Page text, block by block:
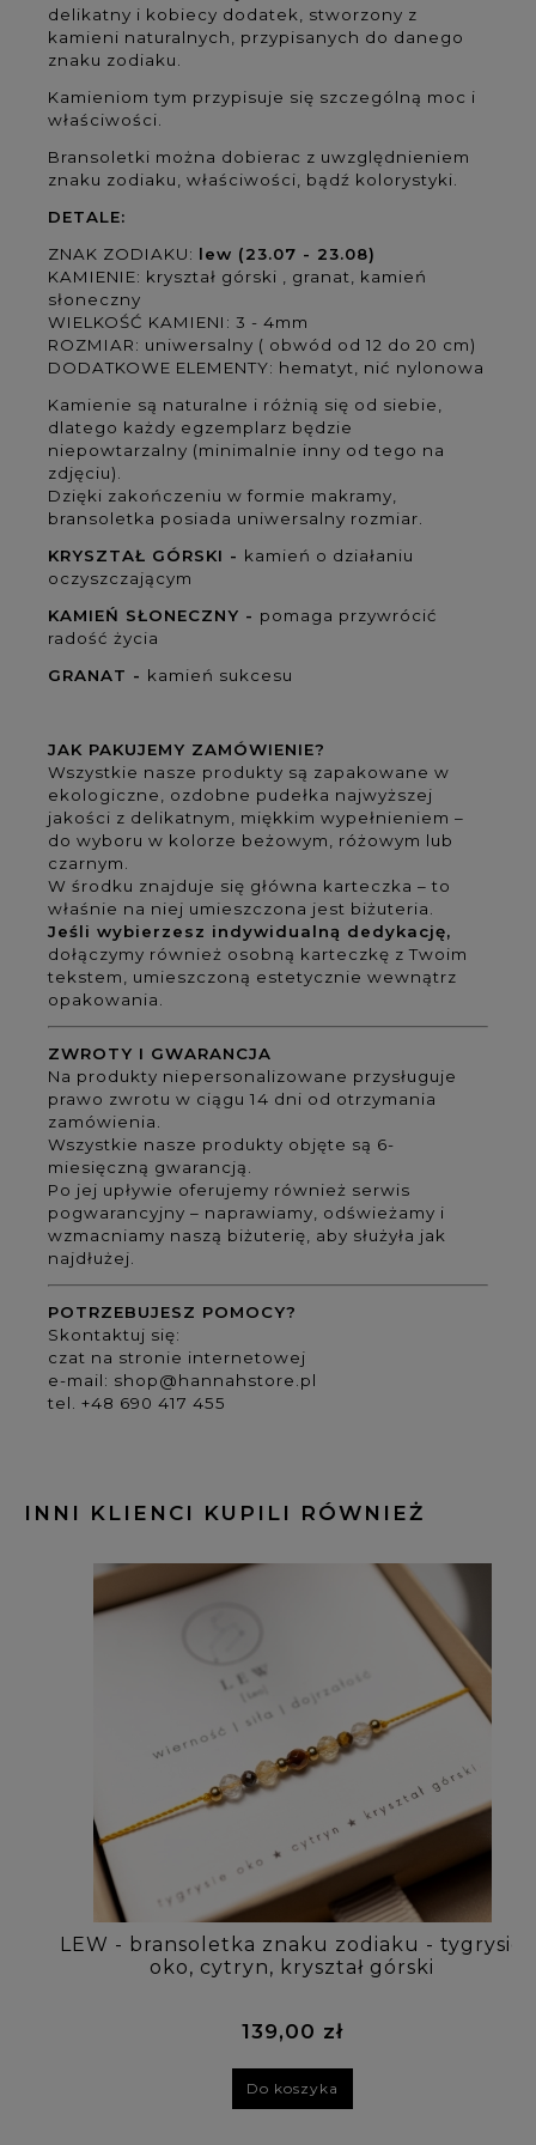
delikatny i kobiecy dodatek, stworzony z
kamieni naturalnych, przypisanych do danego
znaku zodiaku.
Kamieniom tym przypisuje się szczególną moc i
właściwości.
Bransoletki można dobierac z uwzględnieniem
znaku zodiaku, właściwości, bądź kolorystyki.
DETALE:
ZNAK ZODIAKU: lew (23.07 - 23.08)
KAMIENIE: kryształ górski , granat, kamień
słoneczny
WIELKOŚĆ KAMIENI: 3 - 4mm
ROZMIAR: uniwersalny ( obwód od 12 do 20 cm)
DODATKOWE ELEMENTY: hematyt, nić nylonowa
Kamienie są naturalne i różnią się od siebie,
dlatego każdy egzemplarz będzie
niepowtarzalny (minimalnie inny od tego na
zdjęciu).
Dzięki zakończeniu w formie makramy,
bransoletka posiada uniwersalny rozmiar.
KRYSZTAŁ GÓRSKI - kamień o działaniu
oczyszczającym
KAMIEŃ SŁONECZNY - pomaga przywrócić
radość życia
GRANAT - kamień sukcesu
JAK PAKUJEMY ZAMÓWIENIE?
Wszystkie nasze produkty są zapakowane w
ekologiczne, ozdobne pudełka najwyższej
jakości z delikatnym, miękkim wypełnieniem –
do wyboru w kolorze beżowym, różowym lub
czarnym.
W środku znajduje się główna karteczka – to
właśnie na niej umieszczona jest biżuteria.
Jeśli wybierzesz indywidualną dedykację,
dołączymy również osobną karteczkę z Twoim
tekstem, umieszczoną estetycznie wewnątrz
opakowania.
ZWROTY I GWARANCJA
Na produkty niepersonalizowane przysługuje
prawo zwrotu w ciągu 14 dni od otrzymania
zamówienia.
Wszystkie nasze produkty objęte są 6-
miesięczną gwarancją.
Po jej upływie oferujemy również serwis
pogwarancyjny – naprawiamy, odświeżamy i
wzmacniamy naszą biżuterię, aby służyła jak
najdłużej.
POTRZEBUJESZ POMOCY?
Skontaktuj się:
czat na stronie internetowej
e-mail: shop@hannahstore.pl
tel. +48 690 417 455
INNI KLIENCI KUPILI RÓWNIEŻ
LEW - bransoletka znaku zodiaku - tygrysie
oko, cytryn, kryształ górski
139,00 zł
Do koszyka